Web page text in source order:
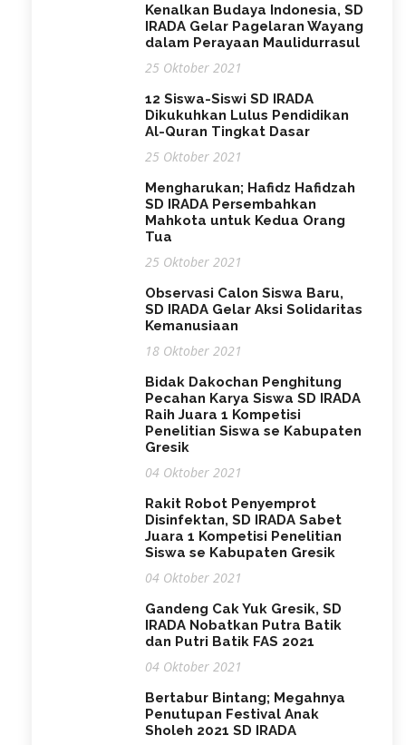
Kenalkan Budaya Indonesia, SD
IRADA Gelar Pagelaran Wayang
dalam Perayaan Maulidurrasul
25 Oktober 2021
12 Siswa-Siswi SD IRADA
Dikukuhkan Lulus Pendidikan
Al-Quran Tingkat Dasar
25 Oktober 2021
Mengharukan; Hafidz Hafidzah
SD IRADA Persembahkan
Mahkota untuk Kedua Orang
Tua
25 Oktober 2021
Observasi Calon Siswa Baru,
SD IRADA Gelar Aksi Solidaritas
Kemanusiaan
18 Oktober 2021
Bidak Dakochan Penghitung
Pecahan Karya Siswa SD IRADA
Raih Juara 1 Kompetisi
Penelitian Siswa se Kabupaten
Gresik
04 Oktober 2021
Rakit Robot Penyemprot
Disinfektan, SD IRADA Sabet
Juara 1 Kompetisi Penelitian
Siswa se Kabupaten Gresik
04 Oktober 2021
Gandeng Cak Yuk Gresik, SD
IRADA Nobatkan Putra Batik
dan Putri Batik FAS 2021
04 Oktober 2021
Bertabur Bintang; Megahnya
Penutupan Festival Anak
Sholeh 2021 SD IRADA